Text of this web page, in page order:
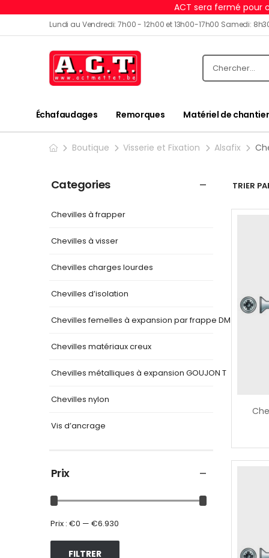
ACT sera fermé pour
Lundi au Vendredi: 7h00 - 12h00 et 13h00-17h00 Samedi:
Échafaudages Remorques Matériel de
Boutique Visserie et Fixation Alsafix
Categories
Chevilles à frapper
Chevilles à visser
Chevilles charges lourdes
Chevilles d’isolation
Chevilles femelles à expansion par frappe DM
Chevilles matériaux creux
Chevilles métalliques à expansion GOUJON T
Chevilles nylon
Vis d’ancrage
Prix
FILTRER
Prix : €0 — €6.930
TRIER